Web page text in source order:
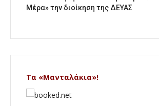
Μέρα» την διοίκηση της ΔΕΥΑΣ
Τα «Μανταλάκια»!